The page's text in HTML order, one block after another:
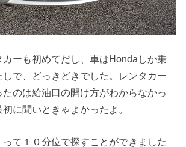
カーも初めてだし、車はHondaしか乗
しで、どっきどきでした。レンタカー
たのは給油口の開け方がわからなかっ
に聞いときゃよかったよ。
て１０分位で探すことができました